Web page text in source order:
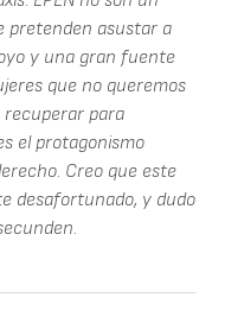
pretenden asustar a
y una gran fuente
que no queremos
recuperar para
el protagonismo
Creo que este
desafortunado, y dudo